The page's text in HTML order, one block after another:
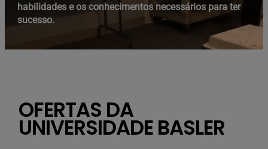
habilidades e os conhecimentos necessários para ter
sucesso.
OFERTAS DA
UNIVERSIDADE BASLER